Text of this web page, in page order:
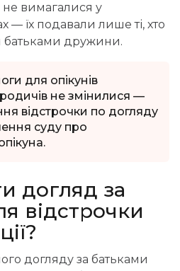
вимагалися у
— їх подавали лише ті, хто
батьками дружини.
для опікунів
не змінилися —
відстрочки по догляду
суду про
догляд за
відстрочки
догляду за батьками